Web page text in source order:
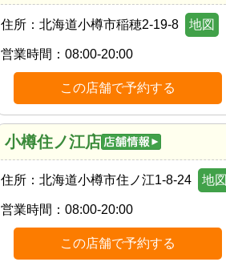
住所： 北海道小樽市稲穂2-19-8 地図
営業時間： 08:00-20:00
この店舗で予約する
小樽住ノ江店
住所： 北海道小樽市住ノ江1-8-24 地図
営業時間： 08:00-20:00
この店舗で予約する